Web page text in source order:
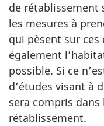
de rétablissement
les mesures à
qui pèsent sur ces
également
possible. Si ce
d’études visant à
sera compris
rétablissement.